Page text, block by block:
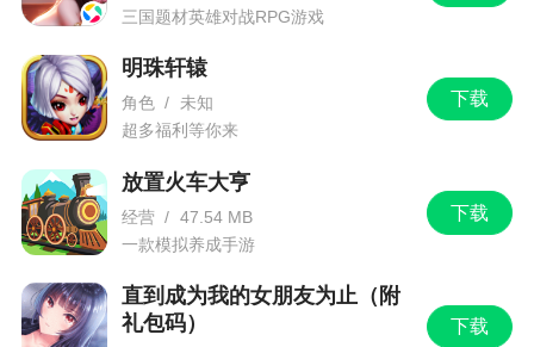
三国题材英雄对战RPG游戏
下载
明珠轩辕
角色 / 未知
超多福利等你来
下载
放置火车大亨
经营 / 47.54 MB
一款模拟养成手游
下载
直到成为我的女朋友为止（附
礼包码）